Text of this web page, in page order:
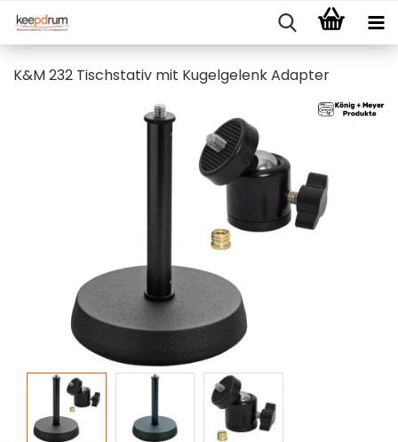
K&M 232 Tischstativ mit Kugelgelenk Adapter